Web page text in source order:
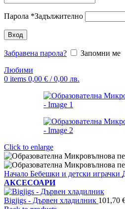
Парола *Задължително
Вход
Забравена парола?
Запомни ме
Любими
0 items 0,00 € / 0,00 лв.
Click to enlarge
Начало Бебешки и детски играчки
АКСЕСОАРИ
Bigjigs - Дървен хладилник 101,70